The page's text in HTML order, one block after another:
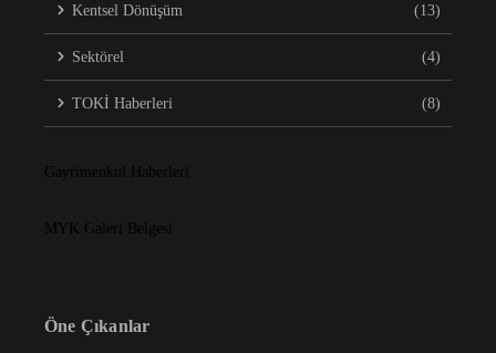
Kentsel Dönüşüm (13)
Sektörel (4)
TOKİ Haberleri (8)
Gayrimenkul Haberleri
MYK Galeri Belgesi
Öne Çıkanlar